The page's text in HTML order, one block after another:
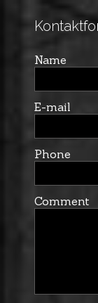
Name
E-mail
Phone
Comment